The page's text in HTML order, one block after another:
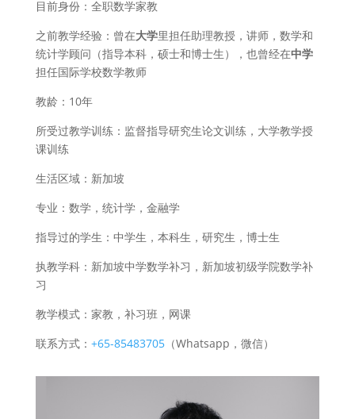
目前身份：全职数学家教
之前教学经验：曾在大学里担任助理教授，讲师，数学和
统计学顾问（指导本科，硕士和博士生），也曾经在中学
担任国际学校数学教师
教龄：10年
所受过教学训练：监督指导研究生论文训练，大学教学授
课训练
生活区域：新加坡
专业：数学，统计学，金融学
指导过的学生：中学生，本科生，研究生，博士生
执教学科：新加坡中学数学补习，新加坡初级学院数学补
习
教学模式：家教，补习班，网课
联系方式： +65-85483705（Whatsapp，微信）